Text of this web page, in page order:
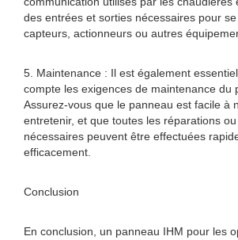
des entrées et sorties nécessaires pour
capteurs, actionneurs ou autres
5. Maintenance : Il est également
compte les exigences de maintenance du
Assurez-vous que le panneau est facile à
entretenir, et que toutes les réparations
nécessaires peuvent être effectuées
efficacement.
Conclusion
En conclusion, un panneau IHM pour les